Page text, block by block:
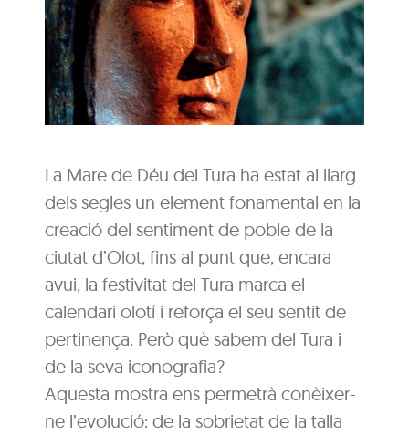
La Mare de Déu del Tura ha estat al llarg
dels segles un element fonamental en la
creació del sentiment de poble de la
ciutat d’Olot, fins al punt que, encara
avui, la festivitat del Tura marca el
calendari olotí i reforça el seu sentit de
pertinença. Però què sabem del Tura i
de la seva iconografia?
Aquesta mostra ens permetrà conèixer-
ne l’evolució: de la sobrietat de la talla